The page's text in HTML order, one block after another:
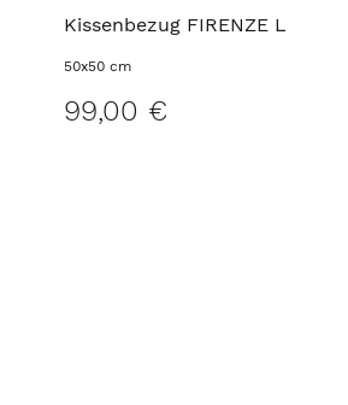
Kissenbezug FIRENZE L
50x50 cm
99,00 €